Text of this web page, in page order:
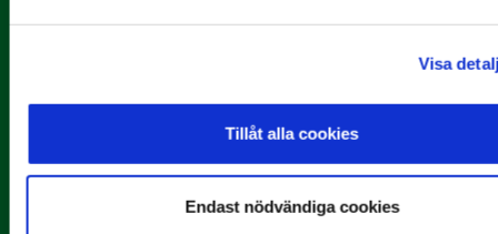
Visa
Tillåt alla cookies
Endast nödvändiga cookies
Oddevold och Varberg prisade i maj